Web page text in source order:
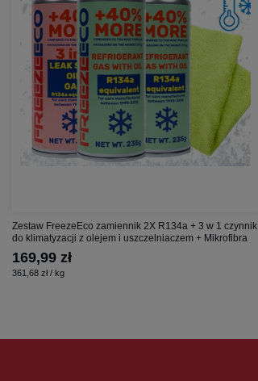
Zestaw FreezeEco zamiennik 2X R134a + 3 w 1 czynnik
do klimatyzacji z olejem i uszczelniaczem + Mikrofibra
169,99 zł
361,68 zł / kg